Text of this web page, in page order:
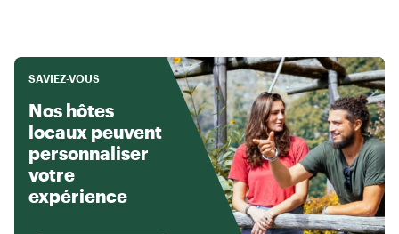
SAVIEZ-VOUS
Nos hôtes
locaux peuvent
personnaliser
votre
expérience